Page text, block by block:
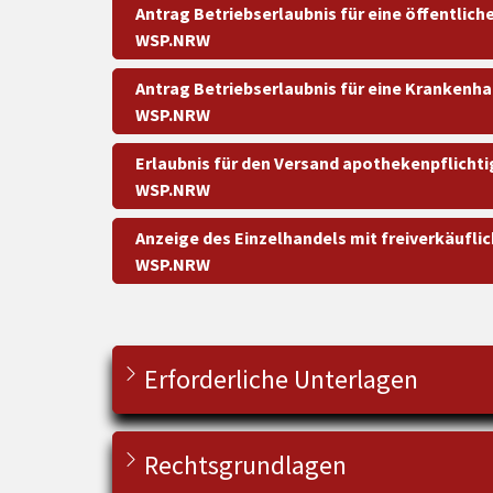
Antrag Betriebserlaubnis für eine
WSP.NRW
Antrag Betriebserlaubnis für eine
WSP.NRW
Erlaubnis für den Versand
WSP.NRW
Anzeige des Einzelhandels mit
WSP.NRW
Erforderliche Unterlagen
Rechtsgrundlagen